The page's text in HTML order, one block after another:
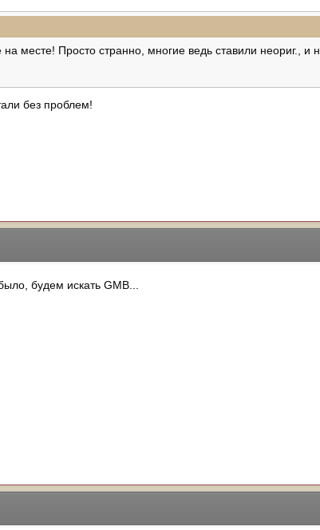
на месте! Просто странно, многие ведь ставили неориг., и
без проблем!
будем искать GMB...